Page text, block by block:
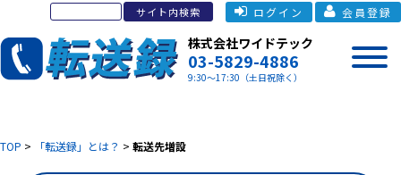
ログイン 会員登録
株式会社ワイドテック
03-5829-4886
9:30～17:30（土日祝除く）
TOP > 「転送録」とは？ > 転送先増設